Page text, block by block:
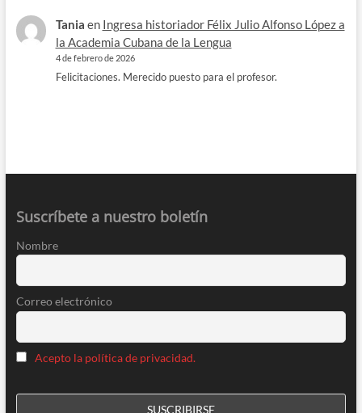
Tania en Ingresa historiador Félix Julio Alfonso López a
la Academia Cubana de la Lengua
4 de febrero de 2026
Felicitaciones. Merecido puesto para el profesor.
Suscríbete a nuestro boletín
Nombre
Correo electrónico
Acepto la política de privacidad.